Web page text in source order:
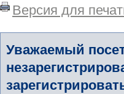
Версия для
Уважаемый